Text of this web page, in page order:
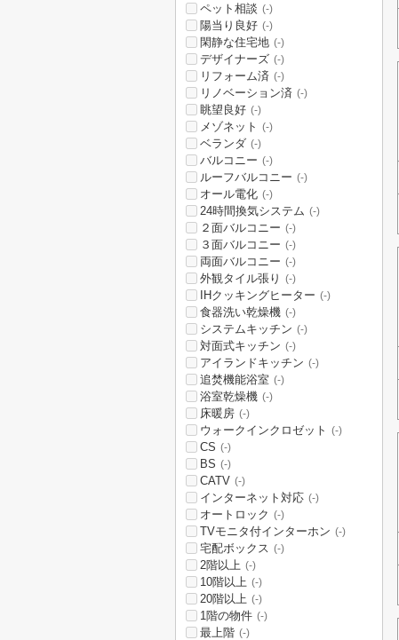
ペット相談 (-)
陽当り良好 (-)
閑静な住宅地 (-)
デザイナーズ (-)
リフォーム済 (-)
リノベーション済 (-)
眺望良好 (-)
メゾネット (-)
ベランダ (-)
バルコニー (-)
ルーフバルコニー (-)
オール電化 (-)
24時間換気システム (-)
２面バルコニー (-)
３面バルコニー (-)
両面バルコニー (-)
外観タイル張り (-)
IHクッキングヒーター (-)
食器洗い乾燥機 (-)
システムキッチン (-)
対面式キッチン (-)
アイランドキッチン (-)
追焚機能浴室 (-)
浴室乾燥機 (-)
床暖房 (-)
ウォークインクロゼット (-)
CS (-)
BS (-)
CATV (-)
インターネット対応 (-)
オートロック (-)
TVモニタ付インターホン (-)
宅配ボックス (-)
2階以上 (-)
10階以上 (-)
20階以上 (-)
1階の物件 (-)
最上階 (-)